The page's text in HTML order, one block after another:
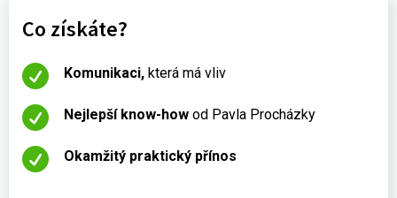
Co získáte?
 Komunikaci, která má vliv
 Nejlepší know-how od Pavla Procházky
 Okamžitý praktický přínos